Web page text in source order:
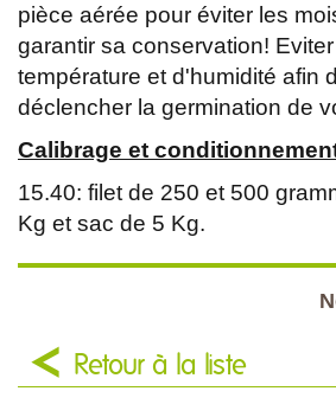
pièce aérée pour éviter les
garantir sa conservation!
température et d'humidité afin
déclencher la germination de
Calibrage et
15.40: filet de 250 et 500
Kg et sac de 5 Kg.
Retour à la liste